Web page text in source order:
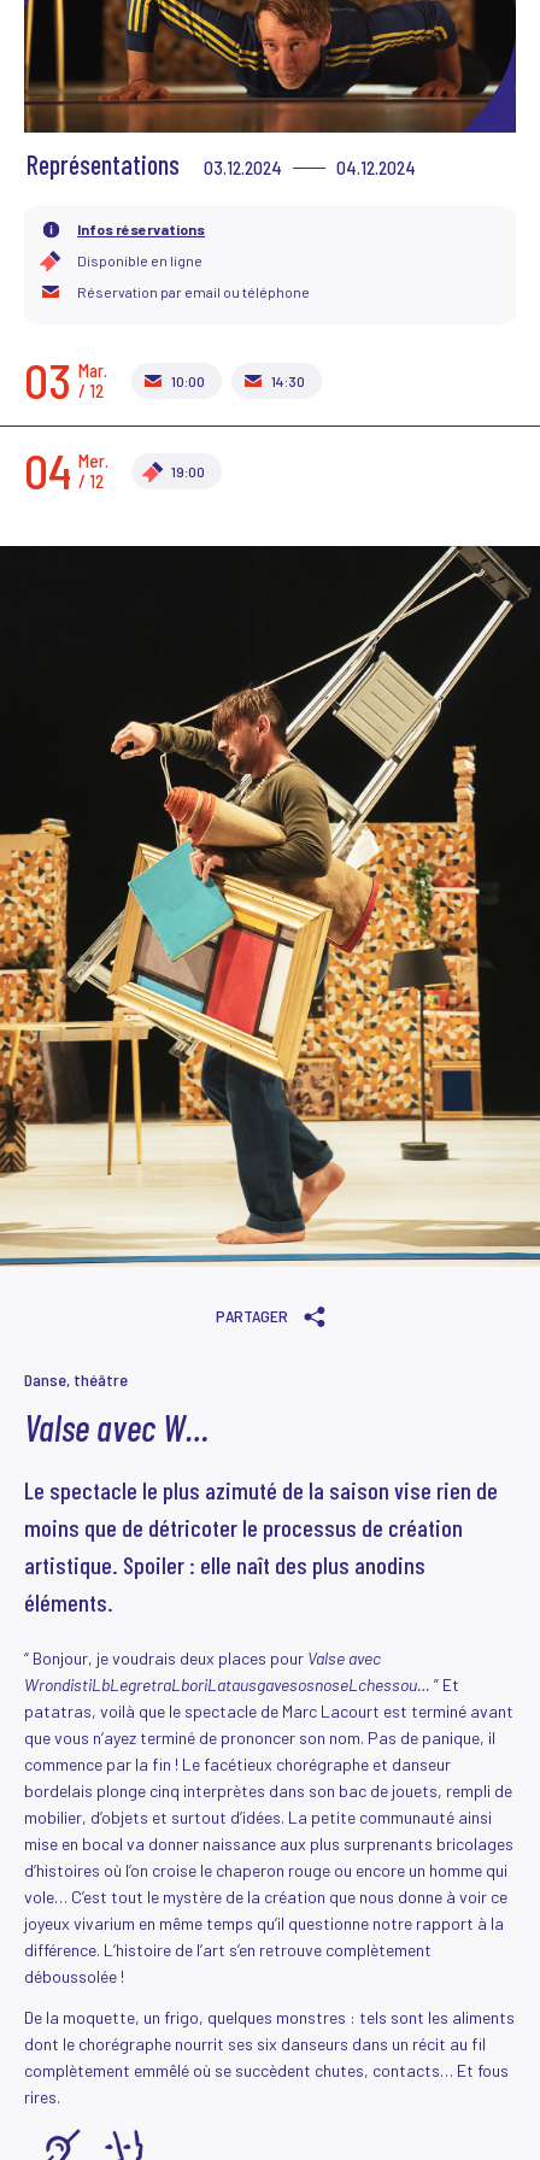
Scène News – Le blog du labo médias
Représentations 03.12.2024 04.12.2024
Infos réservations
Disponible en ligne
Réservation par email ou téléphone
Mar.
03 / 12 10:00 14:30
Mer.
04 / 12 19:00
PARTAGER
Danse, théâtre
Valse avec W…
Le spectacle le plus azimuté de la saison vise rien de
moins que de détricoter le processus de création
artistique. Spoiler : elle naît des plus anodins
éléments.
“ Bonjour, je voudrais deux places pour Valse avec
WrondistiLbLegretraLboriLatausgavesosnoseLchessou… ” Et
patatras, voilà que le spectacle de Marc Lacourt est terminé avant
que vous n’ayez terminé de prononcer son nom. Pas de panique, il
commence par la fin ! Le facétieux chorégraphe et danseur
bordelais plonge cinq interprètes dans son bac de jouets, rempli de
mobilier, d’objets et surtout d’idées. La petite communauté ainsi
mise en bocal va donner naissance aux plus surprenants bricolages
d’histoires où l’on croise le chaperon rouge ou encore un homme qui
vole… C’est tout le mystère de la création que nous donne à voir ce
joyeux vivarium en même temps qu’il questionne notre rapport à la
différence. L’histoire de l’art s’en retrouve complètement
déboussolée !
De la moquette, un frigo, quelques monstres : tels sont les aliments
dont le chorégraphe nourrit ses six danseurs dans un récit au fil
complètement emmêlé où se succèdent chutes, contacts… Et fous
rires.